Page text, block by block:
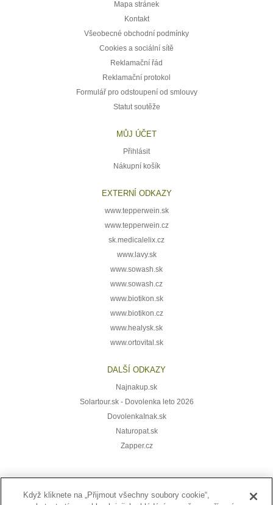
Mapa stránek
Kontakt
Všeobecné obchodní podmínky
Cookies a sociální sítě
Reklamační řád
Reklamační protokol
Formulář pro odstoupení od smlouvy
Statut soutěže
MŮJ ÚČET
Přihlásit
Nákupní košík
EXTERNÍ ODKAZY
www.tepperwein.sk
www.tepperwein.cz
sk.medicalelix.cz
www.lavy.sk
www.sowash.sk
www.sowash.cz
www.biotikon.sk
www.biotikon.cz
www.healysk.sk
www.ortovital.sk
DALŠÍ ODKAZY
Najnakup.sk
Solartour.sk - Dovolenka leto 2026
DovolenkaInak.sk
Naturopat.sk
Zapper.cz
Přihlaste se k odběru novinek:
Když kliknete na „Přijmout všechny soubory cookie“,